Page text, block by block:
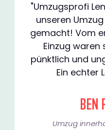
"Umzugsprofi
unseren
gemacht! Vom
Einzug waren
pünktlich und
Ein echter
BEN
Umzug